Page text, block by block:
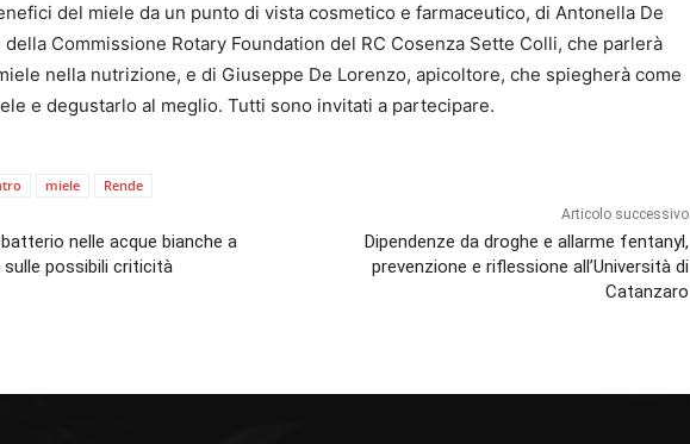
del miele da un punto di vista cosmetico e farmaceutico, di Antonella De
Commissione Rotary Foundation del RC Cosenza Sette Colli, che parlerà
nella nutrizione, e di Giuseppe De Lorenzo, apicoltore, che spiegherà come
e degustarlo al meglio. Tutti sono invitati a partecipare.
miele Rende
nelle acque bianche a
sulle possibili criticità
Articolo successivo
Dipendenze da droghe e allarme fentanyl,
prevenzione e riflessione all’Università di
Catanzaro